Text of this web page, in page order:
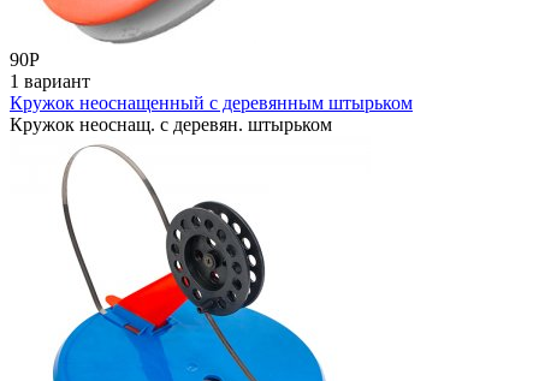
90Р
1 вариант
Кружок неоснащенный с деревянным штырьком
Кружок неоснащ. с деревян. штырьком